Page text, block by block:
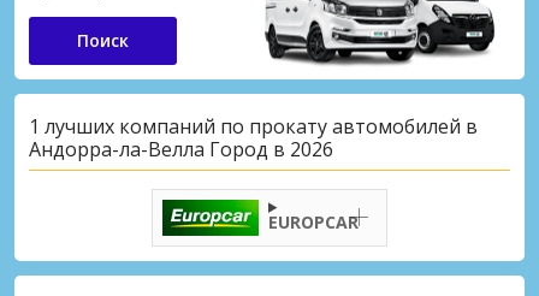
Поиск
1 лучших компаний по прокату автомобилей в
Андорра-ла-Велла Город в 2026
EUROPCAR